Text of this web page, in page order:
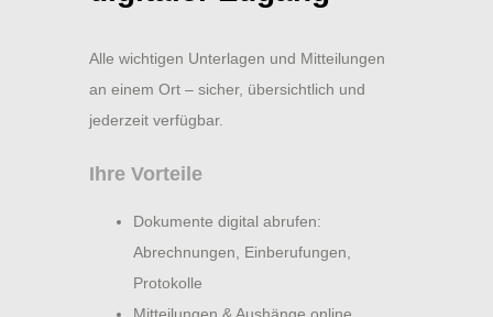
Alle wichtigen Unterlagen und Mitteilungen
an einem Ort – sicher, übersichtlich und
jederzeit verfügbar.
Ihre Vorteile
Dokumente digital abrufen:
Abrechnungen, Einberufungen,
Protokolle
Mitteilungen & Aushänge online